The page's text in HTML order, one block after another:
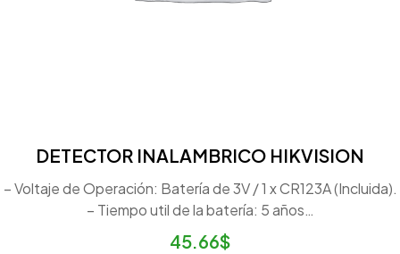
DETECTOR INALAMBRICO HIKVISION
– Voltaje de Operación: Batería de 3V / 1 x CR123A (Incluida).
– Tiempo util de la batería: 5 años…
45.66$